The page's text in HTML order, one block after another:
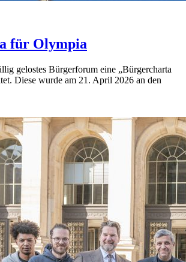
für Olympia
gelostes Bürgerforum eine „Bürgercharta
Diese wurde am 21. April 2026 an den